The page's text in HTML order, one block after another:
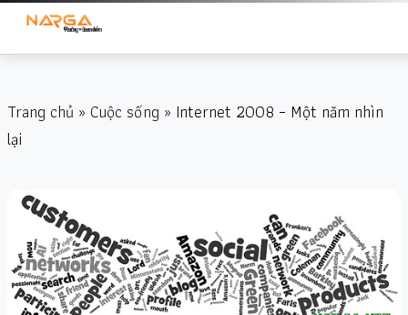
Trang chủ » Cuộc sống » Internet 2008 – Một năm nhìn
lại